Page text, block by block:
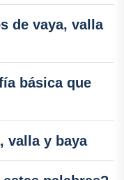
de vaya, valla
básica que
valla y baya